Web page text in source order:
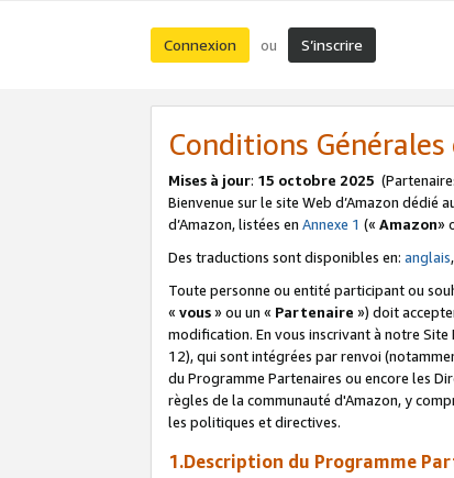
Connexion ou S’inscrire
Conditions
Mises à jour: 15 octobre 2025
Bienvenue sur le site Web d’Amazon dédié
d’Amazon, listées en Annexe 1 (« Amazon»
Des traductions sont disponibles en: anglais,
Toute personne ou entité participant ou
« vous» ou un « Partenaire ») doit
modification. En vous inscrivant à notre
12), qui sont intégrées par renvoi
du Programme Partenaires ou encore les
règles de la communauté d'Amazon, y
les politiques et directives.
1.Description du Programme